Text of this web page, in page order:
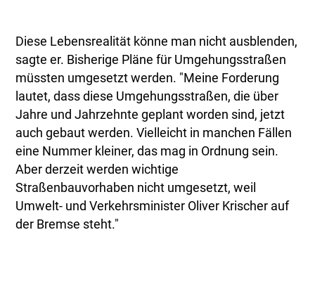
Diese Lebensrealität könne man nicht ausblenden,
sagte er. Bisherige Pläne für Umgehungsstraßen
müssten umgesetzt werden. "Meine Forderung
lautet, dass diese Umgehungsstraßen, die über
Jahre und Jahrzehnte geplant worden sind, jetzt
auch gebaut werden. Vielleicht in manchen Fällen
eine Nummer kleiner, das mag in Ordnung sein.
Aber derzeit werden wichtige
Straßenbauvorhaben nicht umgesetzt, weil
Umwelt- und Verkehrsminister Oliver Krischer auf
der Bremse steht."